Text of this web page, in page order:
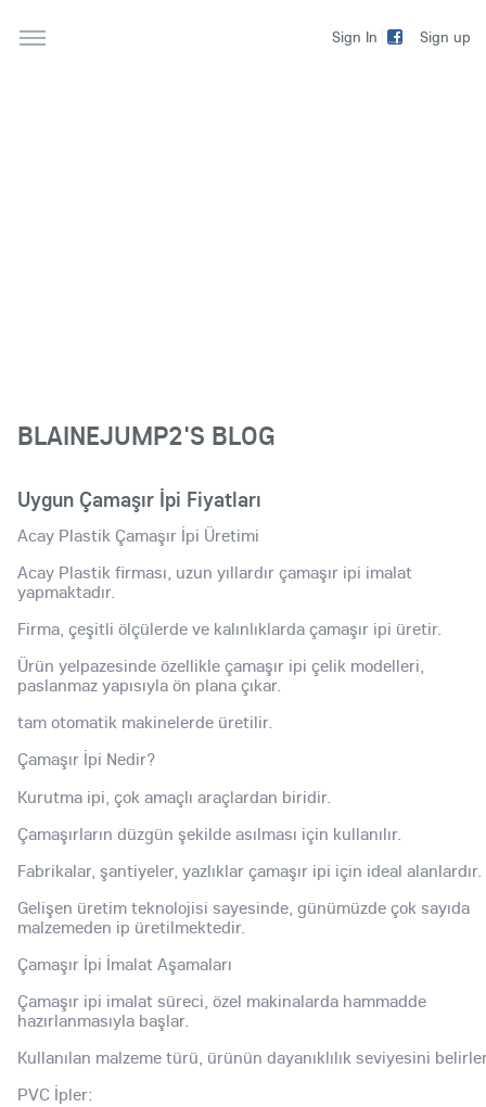
Sign In Sign up
BLAINEJUMP2'S BLOG
Uygun Çamaşır İpi Fiyatları
Acay Plastik Çamaşır İpi Üretimi
Acay Plastik firması, uzun yıllardır çamaşır ipi imalat
yapmaktadır.
Firma, çeşitli ölçülerde ve kalınlıklarda çamaşır ipi üretir.
Ürün yelpazesinde özellikle çamaşır ipi çelik modelleri,
paslanmaz yapısıyla ön plana çıkar.
tam otomatik makinelerde üretilir.
Çamaşır İpi Nedir?
Kurutma ipi, çok amaçlı araçlardan biridir.
Çamaşırların düzgün şekilde asılması için kullanılır.
Fabrikalar, şantiyeler, yazlıklar çamaşır ipi için ideal alanlardır.
Gelişen üretim teknolojisi sayesinde, günümüzde çok sayıda
malzemeden ip üretilmektedir.
Çamaşır İpi İmalat Aşamaları
Çamaşır ipi imalat süreci, özel makinalarda hammadde
hazırlanmasıyla başlar.
Kullanılan malzeme türü, ürünün dayanıklılık seviyesini
PVC İpler: